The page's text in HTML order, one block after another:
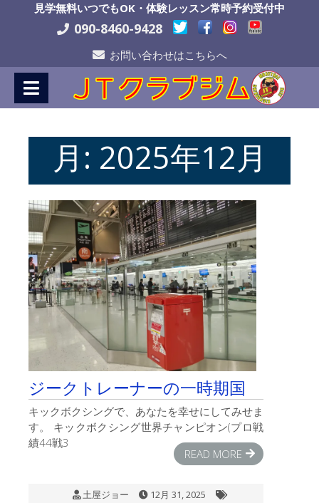
見学無料いつでもOK・体験レッスン常時予約受付中
090-8460-9428
お問い合わせはこちらへ
月: 2025年12月
ジークトレーナーの一時期国
キックボクシングで、あなたを幸せにしてみせま
す。 キックボクシング世界チャンピオン(プロ戦
績44戦3
READ MORE
土屋ジョー
12月 31, 2025